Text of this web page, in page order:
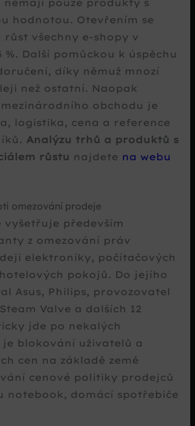
pouze produkty s
hodnotou. Otevřením se
všechny e-shopy v
%. Další pomůckou k úspěchu
díky němuž mnozí
než ostatní. Naopak
obchodu je
logistika, cena a reference
Analýzu trhů a produktů s
růstu najdete na webu
omezování prodeje
vyšetřuje především
z omezování práv
elektroniky, počítačových
pokojů. Do jejího
Asus, Philips, provozovatel
Valve a dalších 12
jde po nekalých
blokování uživatelů a
cen na základě země
cenové politiky prodejců
notebook, domácí spotřebiče